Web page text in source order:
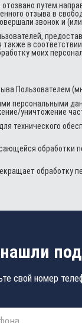
путем
отзыва в
звонок и
в
моих
Пользователем
персональными
уничтожение
технического
обработку
свой номер